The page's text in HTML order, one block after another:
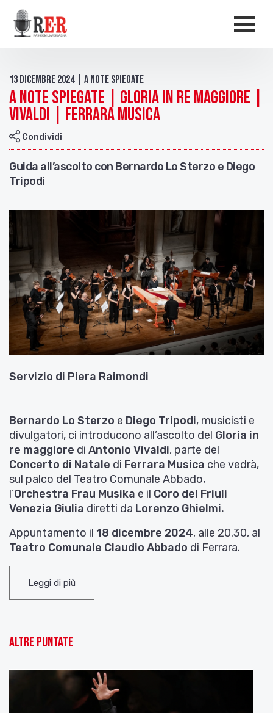
Salta al contenuto principale
13 Dicembre 2024 | A Note Spiegate
A Note Spiegate | Gloria in re maggiore |
Vivaldi | Ferrara Musica
Condividi
Guida all’ascolto con Bernardo Lo Sterzo e Diego
Tripodi
Servizio di Piera Raimondi
Bernardo Lo Sterzo e Diego Tripodi, musicisti e
divulgatori, ci introducono all’ascolto del Gloria in
re maggiore di Antonio Vivaldi, parte del
Concerto di Natale di Ferrara Musica che vedrà,
sul palco del Teatro Comunale Abbado,
l’Orchestra Frau Musika e il Coro del Friuli
Venezia Giulia diretti da Lorenzo Ghielmi.
Appuntamento il 18 dicembre 2024, alle 20.30, al
Teatro Comunale Claudio Abbado di Ferrara.
A. Vivaldi – Gloria in re maggiore RV 589
Leggi di più
Altre puntate